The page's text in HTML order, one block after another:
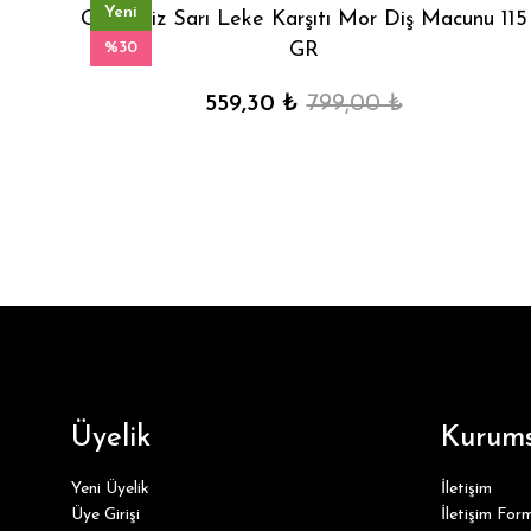
Yeni
%30
Glutensiz Sarı Leke Karşıtı Mor Diş Macunu 115
GR
559,30 ₺ 799,00 ₺
Üyelik
Yeni Üyelik
Üye Girişi
İletişim
İletişim